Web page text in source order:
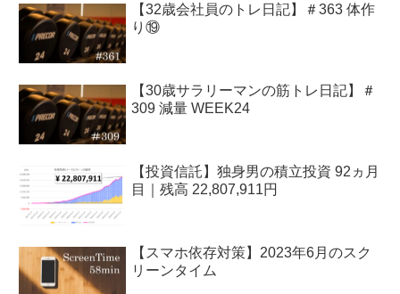
【32歳会社員のトレ日記】＃363 体作
り⑲
【30歳サラリーマンの筋トレ日記】＃
309 減量 WEEK24
【投資信託】独身男の積立投資 92ヵ月
目｜残高 22,807,911円
【スマホ依存対策】2023年6月のスク
リーンタイム